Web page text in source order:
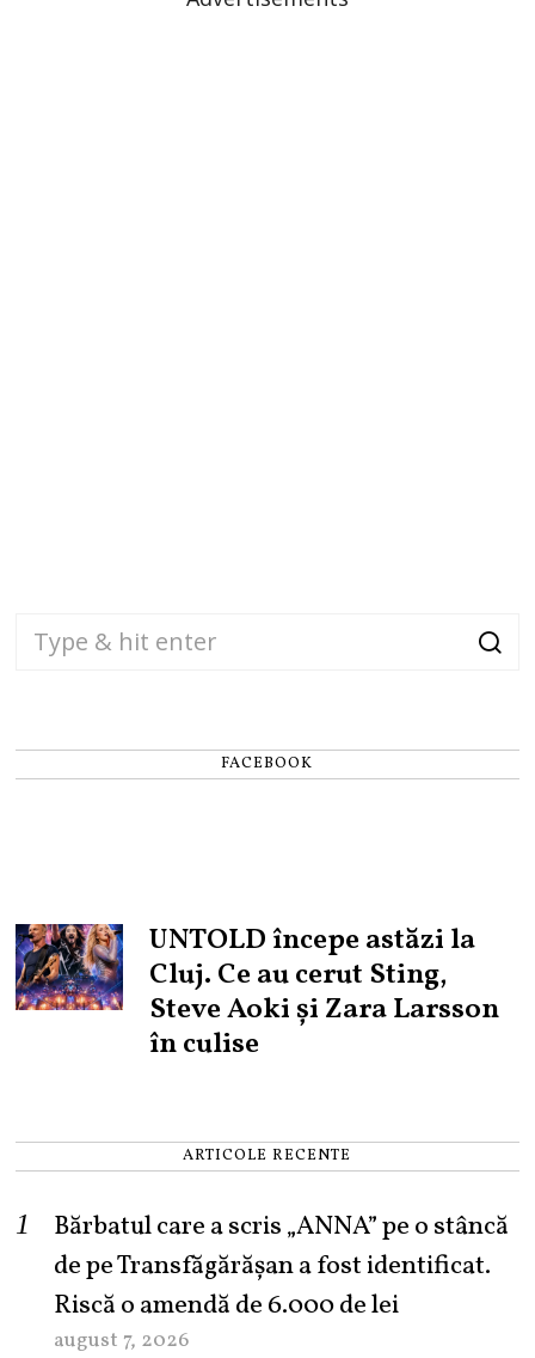
FACEBOOK
UNTOLD începe astăzi la
Cluj. Ce au cerut Sting,
Steve Aoki și Zara Larsson
în culise
ARTICOLE RECENTE
Bărbatul care a scris „ANNA” pe o stâncă
de pe Transfăgărășan a fost identificat.
Riscă o amendă de 6.000 de lei
august 7, 2026